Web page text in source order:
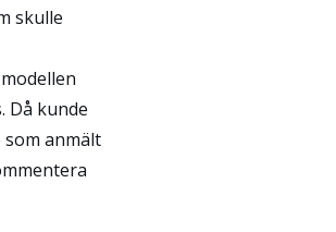
skulle
Då kunde
anmält